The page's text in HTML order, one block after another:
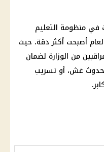
منظومة التعليم
أصبحت أكثر دقة، حيث
من الوزارة لضمان
غش، أو تسريب